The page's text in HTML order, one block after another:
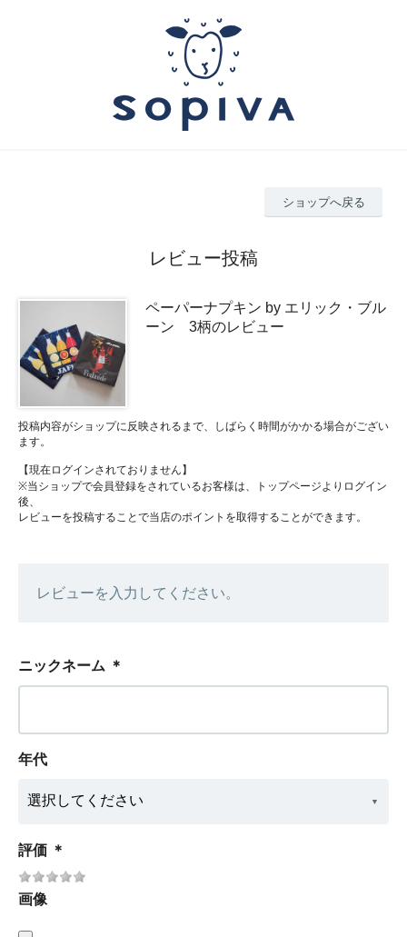
ショップへ戻る
レビュー投稿
ペーパーナプキン by エリック・ブル
ーン 3柄のレビュー
投稿内容がショップに反映されるまで、しばらく時間がかかる場合がござい
ます。
【現在ログインされておりません】
※当ショップで会員登録をされているお客様は、トップページよりログイン
後、
レビューを投稿することで当店のポイントを取得することができます。
レビューを入力してください。
ニックネーム ＊
年代
評価 ＊
画像